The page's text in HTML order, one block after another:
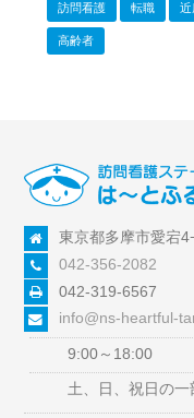
訪問看護 転職 近
高齢者
東京都多摩市愛宕
042-356-2082
042-319-6567
info@ns-heartful-
9:00～18:00
土、日、祝日の一